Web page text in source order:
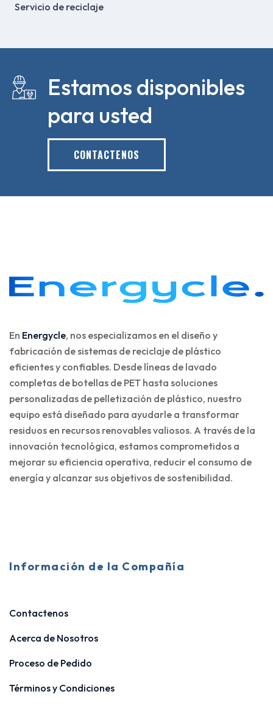
Servicio de reciclaje
Estamos disponibles
para usted
CONTACTENOS
En Energycle, nos especializamos en el diseño y
fabricación de sistemas de reciclaje de plástico
eficientes y confiables. Desde líneas de lavado
completas de botellas de PET hasta soluciones
personalizadas de pelletización de plástico, nuestro
equipo está diseñado para ayudarle a transformar
residuos en recursos renovables valiosos. A través de la
innovación tecnológica, estamos comprometidos a
mejorar su eficiencia operativa, reducir el consumo de
energía y alcanzar sus objetivos de sostenibilidad.
Información de la Compañía
Contactenos
Acerca de Nosotros
Proceso de Pedido
Términos y Condiciones